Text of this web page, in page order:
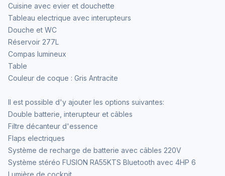
Cuisine avec evier et douchette
Tableau electrique avec interupteurs
Douche et WC
Réservoir 277L
Compas lumineux
Table
Couleur de coque : Gris Antracite
Il est possible d'y ajouter les options suivantes:
Double batterie, interupteur et câbles
Filtre décanteur d'essence
Flaps electriques
Système de recharge de batterie avec câbles 220V
Système stéréo FUSION RA55KTS Bluetooth avec 4HP 6
Lumière de cockpit